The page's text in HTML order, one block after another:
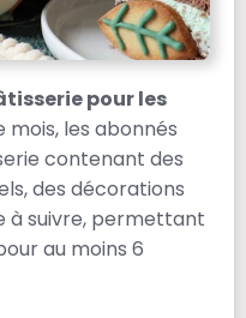
pour les
mois, les abonnés
contenant des
des décorations
à suivre, permettant
au moins 6